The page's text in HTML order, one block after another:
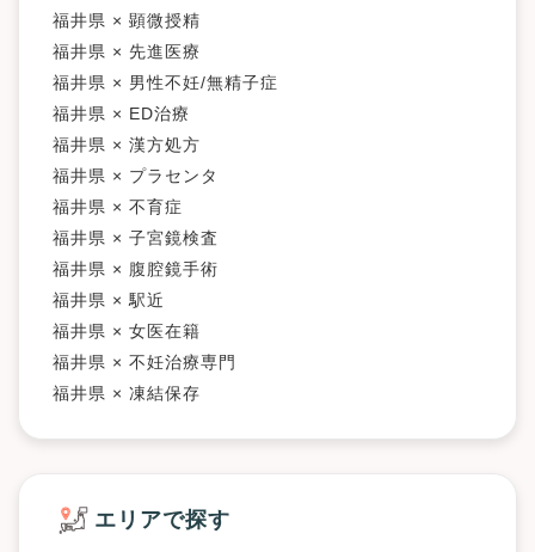
福井県 × 顕微授精
福井県 × 先進医療
福井県 × 男性不妊/無精子症
福井県 × ED治療
福井県 × 漢方処方
福井県 × プラセンタ
福井県 × 不育症
福井県 × 子宮鏡検査
福井県 × 腹腔鏡手術
福井県 × 駅近
福井県 × 女医在籍
福井県 × 不妊治療専門
福井県 × 凍結保存
エリアで探す